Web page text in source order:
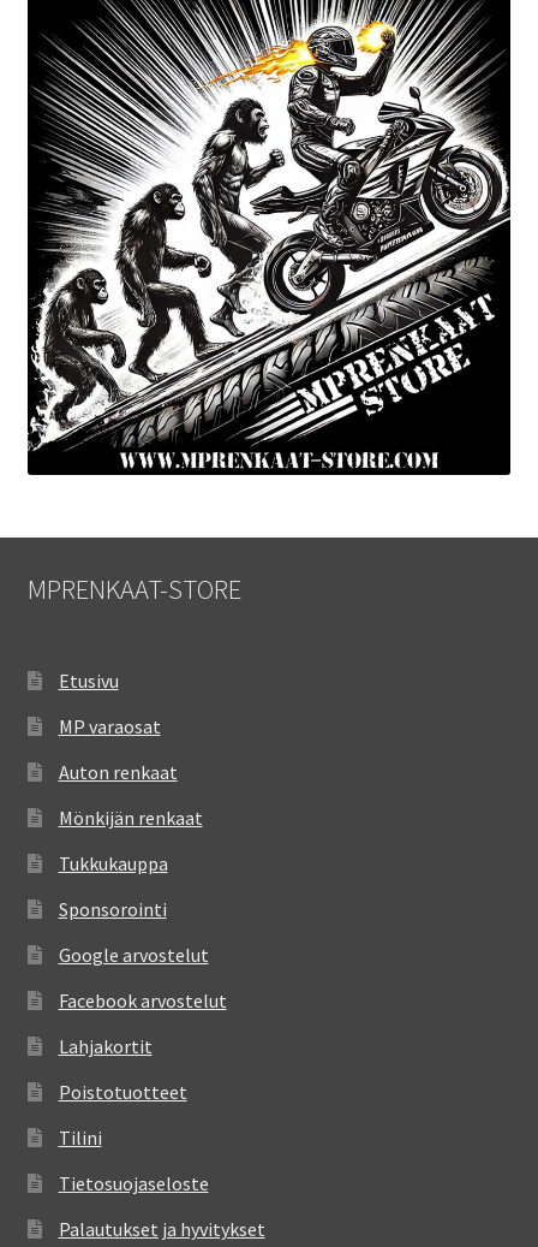
MPRENKAAT-STORE
Etusivu
MP varaosat
Auton renkaat
Mönkijän renkaat
Tukkukauppa
Sponsorointi
Google arvostelut
Facebook arvostelut
Lahjakortit
Poistotuotteet
Tilini
Tietosuojaseloste
Palautukset ja hyvitykset